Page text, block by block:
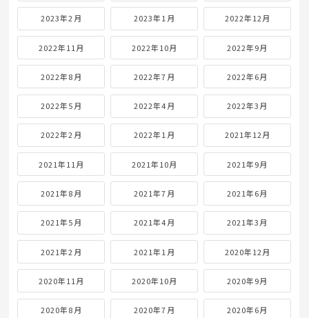
2023年2月 2023年1月 2022年12月
2022年11月 2022年10月 2022年9月
2022年8月 2022年7月 2022年6月
2022年5月 2022年4月 2022年3月
2022年2月 2022年1月 2021年12月
2021年11月 2021年10月 2021年9月
2021年8月 2021年7月 2021年6月
2021年5月 2021年4月 2021年3月
2021年2月 2021年1月 2020年12月
2020年11月 2020年10月 2020年9月
2020年8月 2020年7月 2020年6月